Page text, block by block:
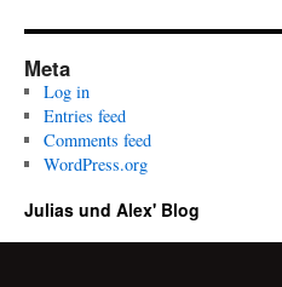
Meta
Log in
Entries feed
Comments feed
WordPress.org
Julias und Alex' Blog